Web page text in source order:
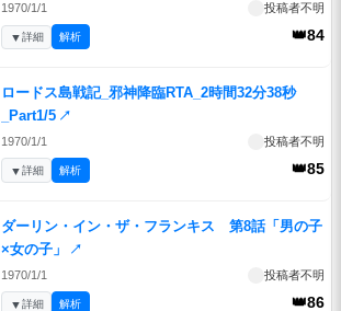
1970/1/1 投稿者不明
👑84
▼詳細 解析
ロードス島戦記_邪神降臨RTA_2時間32分38秒
_Part1/5 ↗
1970/1/1 投稿者不明
👑85
▼詳細 解析
ダーリン・イン・ザ・フランキス 第8話「男の子
×女の子」
↗
1970/1/1 投稿者不明
👑86
▼詳細 解析